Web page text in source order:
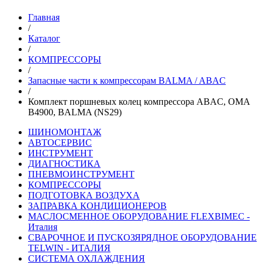
Главная
/
Каталог
/
КОМПРЕССОРЫ
/
Запасные части к компрессорам BALMA / ABAC
/
Комплект поршневых колец компрессора ABAC, OMA
B4900, BALMA (NS29)
ШИНОМОНТАЖ
АВТОСЕРВИС
ИНСТРУМЕНТ
ДИАГНОСТИКА
ПНЕВМОИНСТРУМЕНТ
КОМПРЕССОРЫ
ПОДГОТОВКА ВОЗДУХА
ЗАПРАВКА КОНДИЦИОНЕРОВ
МАСЛОСМЕННОЕ ОБОРУДОВАНИЕ FLEXBIMEC -
Италия
СВАРОЧНОЕ И ПУСКОЗЯРЯДНОЕ ОБОРУДОВАНИЕ
TELWIN - ИТАЛИЯ
СИСТЕМА ОХЛАЖДЕНИЯ